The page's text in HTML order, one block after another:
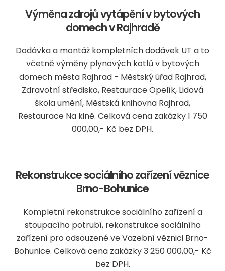
Výměna zdrojů vytápění v bytových
domech v Rajhradě
Dodávka a montáž kompletních dodávek UT a to
včetně výměny plynových kotlů v bytových
domech města Rajhrad - Městský úřad Rajhrad,
Zdravotní středisko, Restaurace Opelík, Lidová
škola umění, Městská knihovna Rajhrad,
Restaurace Na kině. Celková cena zakázky 1 750
000,00,- Kč bez DPH.
Rekonstrukce sociálního zařízení věznice
Brno-Bohunice
Kompletní rekonstrukce sociálního zařízení a
stoupacího potrubí, rekonstrukce sociálního
zařízení pro odsouzené ve Vazební věznici Brno-
Bohunice. Celková cena zakázky 3 250 000,00,- Kč
bez DPH.